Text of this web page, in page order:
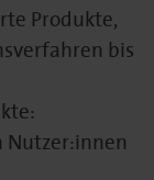
Produkte,
bis